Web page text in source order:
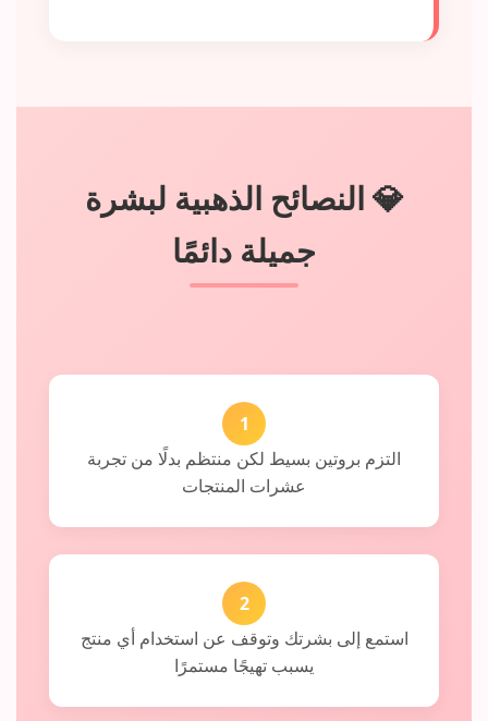
💎 النصائح الذهبية لبشرة
جميلة دائمًا
1
التزم بروتين بسيط لكن منتظم بدلًا من تجربة
عشرات المنتجات
2
استمع إلى بشرتك وتوقف عن استخدام أي منتج
يسبب تهيجًا مستمرًا